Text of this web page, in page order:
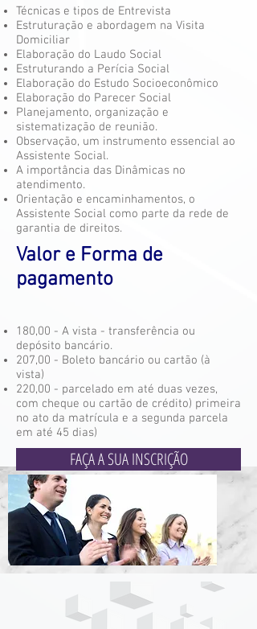
Técnicas e tipos de Entrevista
Estruturação e abordagem na Visita
Domiciliar
Elaboração do Laudo Social
Estruturando a Perícia Social
Elaboração do Estudo Socioeconômico
Elaboração do Parecer Social
Planejamento, organização e
sistematização de reunião.
Observação, um instrumento essencial ao
Assistente Social.
A importância das Dinâmicas no
atendimento.
Orientação e encaminhamentos, o
Assistente Social como parte da rede de
garantia de direitos.
Valor e Forma de
pagamento
FAÇA A SUA INSCRIÇÃO
180,00 - A vista - transferência ou
depósito bancário.
207,00 - Boleto bancário ou cartão (à
vista)
220,00 - parcelado em até duas vezes,
com cheque ou cartão de crédito) primeira
no ato da matrícula e a segunda parcela
em até 45 dias)